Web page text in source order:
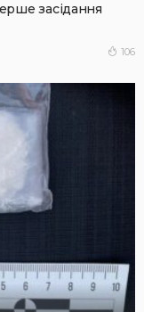
засідання
106